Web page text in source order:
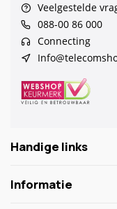
Veelgestelde
088-00 86 000
Connecting
Handige links
Informatie